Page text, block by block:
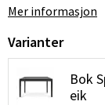
Mer informasjon
Varianter
Bok
eik